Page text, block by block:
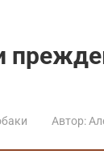
Автор: